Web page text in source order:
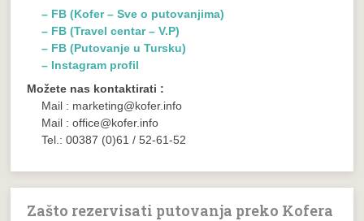
– FB (Kofer – Sve o putovanjima)
– FB (Travel centar – V.P)
– FB (Putovanje u Tursku)
– Instagram profil
Možete nas kontaktirati :
Mail : marketing@kofer.info
Mail : office@kofer.info
Tel.: 00387 (0)61 / 52-61-52
Zašto rezervisati putovanja preko Kofera